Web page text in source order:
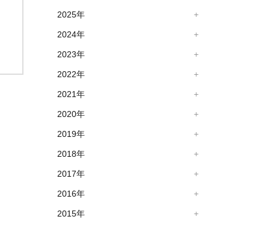
2025年
2024年
2023年
2022年
2021年
2020年
2019年
2018年
2017年
2016年
2015年